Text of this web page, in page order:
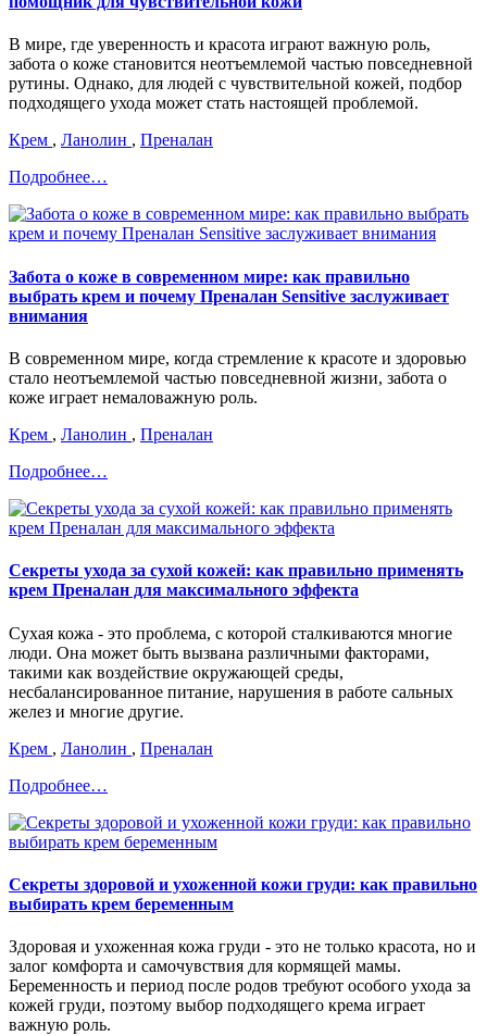
В мире, где уверенность и красота играют важную роль,
забота о коже становится неотъемлемой частью повседневной
рутины. Однако, для людей с чувствительной кожей, подбор
подходящего ухода может стать настоящей проблемой.
Крем , Ланолин , Преналан
Подробнее…
Забота о коже в современном мире: как правильно
выбрать крем и почему Преналан Sensitive заслуживает
внимания
В современном мире, когда стремление к красоте и здоровью
стало неотъемлемой частью повседневной жизни, забота о
коже играет немаловажную роль.
Крем , Ланолин , Преналан
Подробнее…
Секреты ухода за сухой кожей: как правильно применять
крем Преналан для максимального эффекта
Сухая кожа - это проблема, с которой сталкиваются многие
люди. Она может быть вызвана различными факторами,
такими как воздействие окружающей среды,
несбалансированное питание, нарушения в работе сальных
желез и многие другие.
Крем , Ланолин , Преналан
Подробнее…
Секреты здоровой и ухоженной кожи груди: как правильно
выбирать крем беременным
Здоровая и ухоженная кожа груди - это не только красота, но и
залог комфорта и самочувствия для кормящей мамы.
Беременность и период после родов требуют особого ухода за
кожей груди, поэтому выбор подходящего крема играет
важную роль.